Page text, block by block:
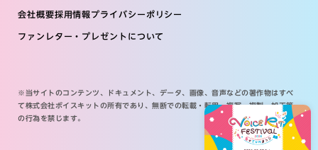
会社概要採用情報プライバシーポリシー
ファンレター・プレゼントについて
※当サイトのコンテンツ、ドキュメント、データ、画像、音声などの著作物はすべ
て株式会社ボイスキットの所有であり、無断での転載・転用・複写・複製・加工等
の行為を禁じます。